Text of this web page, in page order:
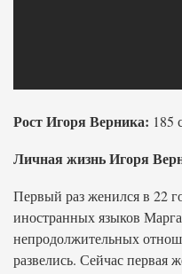
Рост Игоря Верника: 185
Личная жизнь Игоря
Первый раз женился в 22
иностранных языков
непродолжительных
развелись. Сейчас первая